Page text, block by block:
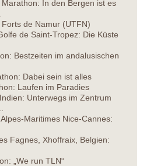
Marathon: In den Bergen ist es
Forts de Namur (UTFN)
de Saint-Tropez: Die Küste
Bestzeiten im andalusischen
Dabei sein ist alles
Laufen im Paradies
Unterwegs im Zentrum
Maritimes Nice-Cannes:
Fagnes, Xhoffraix, Belgien:
„We run TLN“